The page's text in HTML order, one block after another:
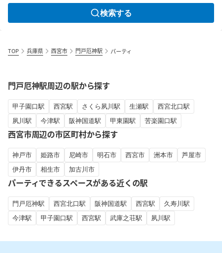
検索する
TOP 兵庫県 西宮市 門戸厄神駅 パーティ
門戸厄神駅周辺の駅から探す
甲子園口駅 西宮駅 さくら夙川駅 生瀬駅
西宮北口駅
夙川駅
今津駅 阪神国道駅 甲東園駅 苦楽園口駅
西宮市周辺の市区町村から探す
神戸市 姫路市 尼崎市 明石市 西宮市 洲本市
芦屋市
伊丹市
相生市 加古川市
パーティできるスペースがある近くの駅
門戸厄神駅 西宮北口駅 阪神国道駅 西宮駅
久寿川駅
今津駅
甲子園口駅 西宮駅 武庫之荘駅 夙川駅